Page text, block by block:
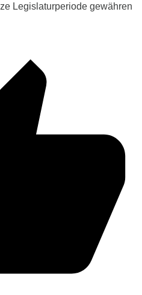
Legislaturperiode gewähren